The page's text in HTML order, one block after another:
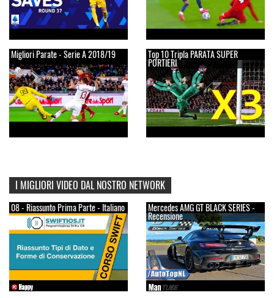
Migliori Parate - Serie A 2018/19 Top 10 Tripla PARATA SUPER
PORTIERI
I MIGLIORI VIDEO DAL NOSTRO NETWORK
08 - Riassunto Prima Parte - Italiano Mercedes AMG GT BLACK SERIES -
Recensione